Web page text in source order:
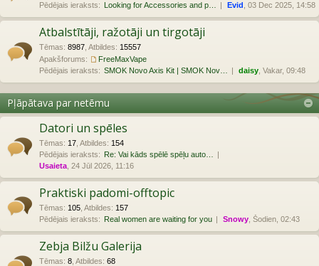
Pēdējais ieraksts: Looking for Accessories and p… Evid , 03 Dec 2025, 14:58
Atbalstītāji, ražotāji un tirgotāji
Tēmas: 8987 Atbildes: 15557
Apakšforums:
FreeMaxVape
Pēdējais ieraksts: SMOK Novo Axis Kit | SMOK Nov… daisy , Vakar, 09:48
Pļāpātava par netēmu
Datori un spēles
Tēmas: 17 Atbildes: 154
Pēdējais ieraksts: Re: Vai kāds spēlē spēļu auto…
Usaieta , 24 Jūl 2026, 11:16
Praktiski padomi-offtopic
Tēmas: 105 Atbildes: 157
Pēdējais ieraksts: Real women are waiting for you Snowy , Šodien, 02:43
Zebja Bilžu Galerija
Tēmas: 8 Atbildes: 68